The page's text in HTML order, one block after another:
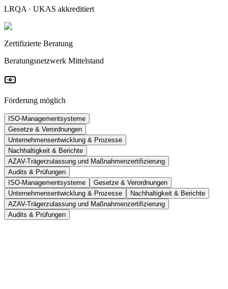
LRQA · UKAS akkreditiert
Zertifizierte Beratung
Beratungsnetzwerk Mittelstand
Förderung möglich
ISO-Managementsysteme
Wir entwickeln keine neuen Systeme, denn jedes Unternehmen hat
bereits ein System, sonst würde es nicht funktionieren.
Wir unterstützen Sie dabei, ISO-Normen als praktische Leitfäden für
Optimierung, Struktur und Weiterentwicklung zu nutzen.
Gesetze & Verordnungen
Unternehmensentwicklung & Prozesse
Nachhaltigkeit & Berichte
AZAV-Trägerzulassung und Maßnahmenzertifizierung
Audits & Prüfungen
ISO-Managementsysteme
Gesetze & Verordnungen
Unternehmensentwicklung & Prozesse
Nachhaltigkeit & Berichte
AZAV-Trägerzulassung und Maßnahmenzertifizierung
Audits & Prüfungen